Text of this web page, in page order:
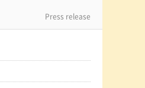
Press release